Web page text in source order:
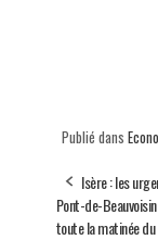
Publié dans
Isère : les
Pont-de-
toute la matinée